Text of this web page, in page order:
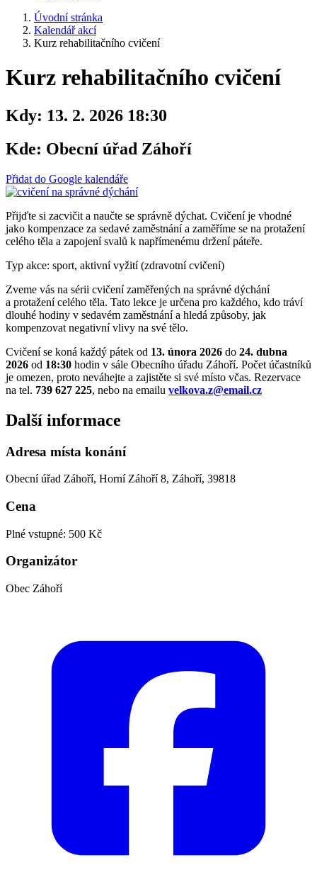
Úvodní stránka
Kalendář akcí
Kurz rehabilitačního cvičení
Kurz rehabilitačního cvičení
Kdy: 13. 2. 2026 18:30
Kde: Obecní úřad Záhoří
Přidat do Google kalendáře
Přijďte si zacvičit a naučte se správně dýchat. Cvičení je vhodné
jako kompenzace za sedavé zaměstnání a zaměříme se na protažení
celého těla a zapojení svalů k napřímenému držení páteře.
Typ akce: sport, aktivní vyžití (zdravotní cvičení)
Zveme vás na sérii cvičení zaměřených na správné dýchání
a protažení celého těla. Tato lekce je určena pro každého, kdo tráví
dlouhé hodiny v sedavém zaměstnání a hledá způsoby, jak
kompenzovat negativní vlivy na své tělo.
Cvičení se koná každý pátek od 13. února 2026 do 24. dubna
2026 od 18:30 hodin v sále Obecního úřadu Záhoří. Počet účastníků
je omezen, proto neváhejte a zajistěte si své místo včas. Rezervace
na tel. 739 627 225, nebo na emailu velkova.z@email.cz
Další informace
Adresa místa konání
Obecní úřad Záhoří, Horní Záhoří 8, Záhoří, 39818
Cena
Plné vstupné: 500 Kč
Organizátor
Obec Záhoří